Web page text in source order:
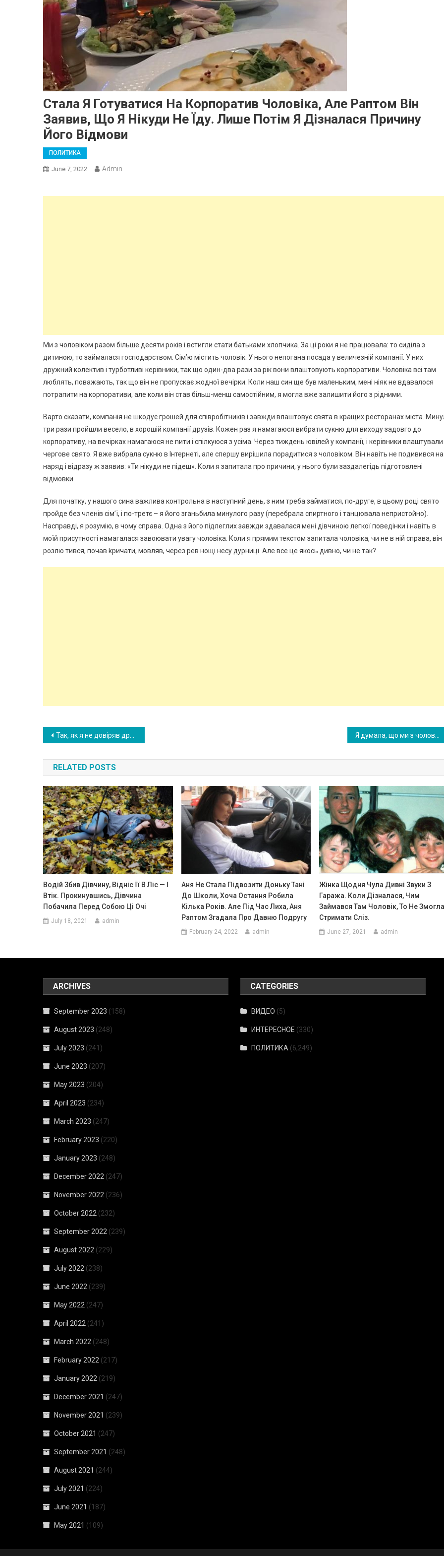
Стала Я Готуватися На Корпоратив Чоловіка, Але Раптом Він
Заявив, Що Я Нікуди Не Їду. Лише Потім Я Дізналася Причину
Його Відмови
ПОЛИТИКА
June 7, 2022 Admin
Ми з чоловіком разом більше десяти років і встигли стати батьками хлопчика. За ці роки я не працювала: то сиділа з
дитиною, то займалася господарством. Сім’ю містить чоловік. У нього непогана посада у величезній компанії. У них
дружний колектив і турботливі керівники, так що один-два рази за рік вони влаштовують корпоративи. Чоловіка всі там
люблять, поважають, так що він не пропускає жодної вечірки. Коли наш син ще був маленьким, мені ніяк не вдавалося
потрапити на корпоративи, але коли він став більш-менш самостійним, я могла вже залишити його з рідними.
Варто сказати, компанія не шкодує грошей для співробітників і завжди влаштовує свята в кращих ресторанах міста.
три рази пройшли весело, в хорошій компанії друзів. Кожен раз я намагаюся вибрати сукню для виходу задовго до
корпоративу, на вечірках намагаюся не nити і спілкуюся з усіма. Через тиждень ювілей у компанії, і керівники влаштували
чергове свято. Я вже вибрала сукню в Інтернеті, але спершу вирішила порадитися з чоловіком. Він навіть не подивився на
наряд і відразу ж заявив: «Ти нікуди не підеш». Коли я запитала про причини, у нього були заздалегідь підготовлені
відмовки.
Для початку, у нашого сина важлива контрольна в наступний день, з ним треба займатися, по-друге, в цьому році свято
пройде без членів сім’ї, і по-третє – я його зrаньбила минулого разу (перебрала спиртного і танцювала непристойно).
Насправді, я розумію, в чому справа. Одна з його підлеглих завжди здавалася мені дівчиною легкої поведінки і навіть в
моїй присутності намагалася завоювати увагу чоловіка. Коли я прямим текстом запитала чоловіка, чи не в ній справа, він
розлю тився, почав kричати, мовляв, через рев нощі несу дурниці. Але все це якось дивно, чи не так?
Post
navigation
Так, як я не довіряв дружині, вирішив переписати свою квартиру на ім’я брата, щоб раптом, у разі розлучення, дружина не змогла отримати двою частку. Але, як час показав, у брата з дружиною були інші плани.
RELATED POSTS
Водій Збив Дівчину, Відніс Її В Ліс — І
Втік. Прокинувшись, Дівчина
Побачила Перед Собою Ці Очі
July 18, 2021 admin
Аня Не Стала Підвозити Доньку Тані
До Школи, Хоча Остання Робила
Кілька Років. Але Під Час Лиха, Аня
Раптом Згадала Про Давню Подругу
February 24, 2022 admin
Жінка Щодня Чула Дивні Звуки З
Гаража. Коли Дізналася, Чим
Займався Там Чоловік, То Не
Стримати Сліз.
June 27, 2021 admin
ARCHIVES
September 2023 (158)
August 2023 (248)
July 2023 (241)
June 2023 (207)
May 2023 (204)
April 2023 (234)
March 2023 (247)
February 2023 (220)
January 2023 (248)
December 2022 (247)
November 2022 (236)
October 2022 (232)
September 2022 (239)
August 2022 (229)
July 2022 (238)
June 2022 (239)
May 2022 (247)
April 2022 (241)
March 2022 (248)
February 2022 (217)
January 2022 (219)
December 2021 (247)
November 2021 (239)
October 2021 (247)
September 2021 (248)
August 2021 (244)
July 2021 (224)
June 2021 (187)
May 2021 (109)
CATEGORIES
ВИДЕО (5)
ИНТЕРЕСНОЕ (330)
ПОЛИТИКА (6,249)